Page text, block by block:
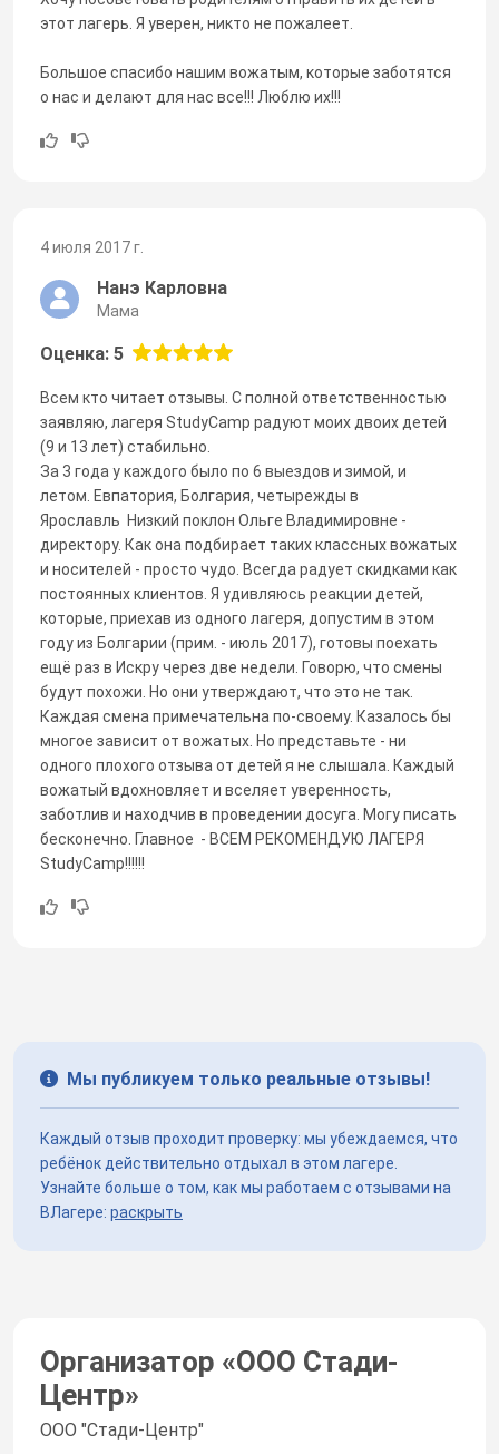
этот лагерь. Я уверен, никто не пожалеет.
Большое спасибо нашим вожатым, которые заботятся
о нас и делают для нас все!!! Люблю их!!!
4 июля 2017 г.
Нанэ Карловна
Мама
Оценка: 5
Всем кто читает отзывы. С полной ответственностью
заявляю, лагеря StudyCamp радуют моих двоих детей
(9 и 13 лет) стабильно.
За 3 года у каждого было по 6 выездов и зимой, и
летом. Евпатория, Болгария, четырежды в
Ярославль Низкий поклон Ольге Владимировне -
директору. Как она подбирает таких классных вожатых
и носителей - просто чудо. Всегда радует скидками как
постоянных клиентов. Я удивляюсь реакции детей,
которые, приехав из одного лагеря, допустим в этом
году из Болгарии (прим. - июль 2017), готовы поехать
ещё раз в Искру через две недели. Говорю, что смены
будут похожи. Но они утверждают, что это не так.
Каждая смена примечательна по-своему. Казалось бы
многое зависит от вожатых. Но представьте - ни
одного плохого отзыва от детей я не слышала. Каждый
вожатый вдохновляет и вселяет уверенность,
заботлив и находчив в проведении досуга. Могу писать
бесконечно. Главное - ВСЕМ РЕКОМЕНДУЮ ЛАГЕРЯ
StudyCamp!!!!!!
Мы публикуем только реальные отзывы!
Каждый отзыв проходит проверку: мы убеждаемся, что
ребёнок действительно отдыхал в этом лагере.
Узнайте больше о том, как мы работаем с отзывами на
ВЛагере: раскрыть
Организатор «ООО Стади-
Центр»
ООО "Стади-Центр"